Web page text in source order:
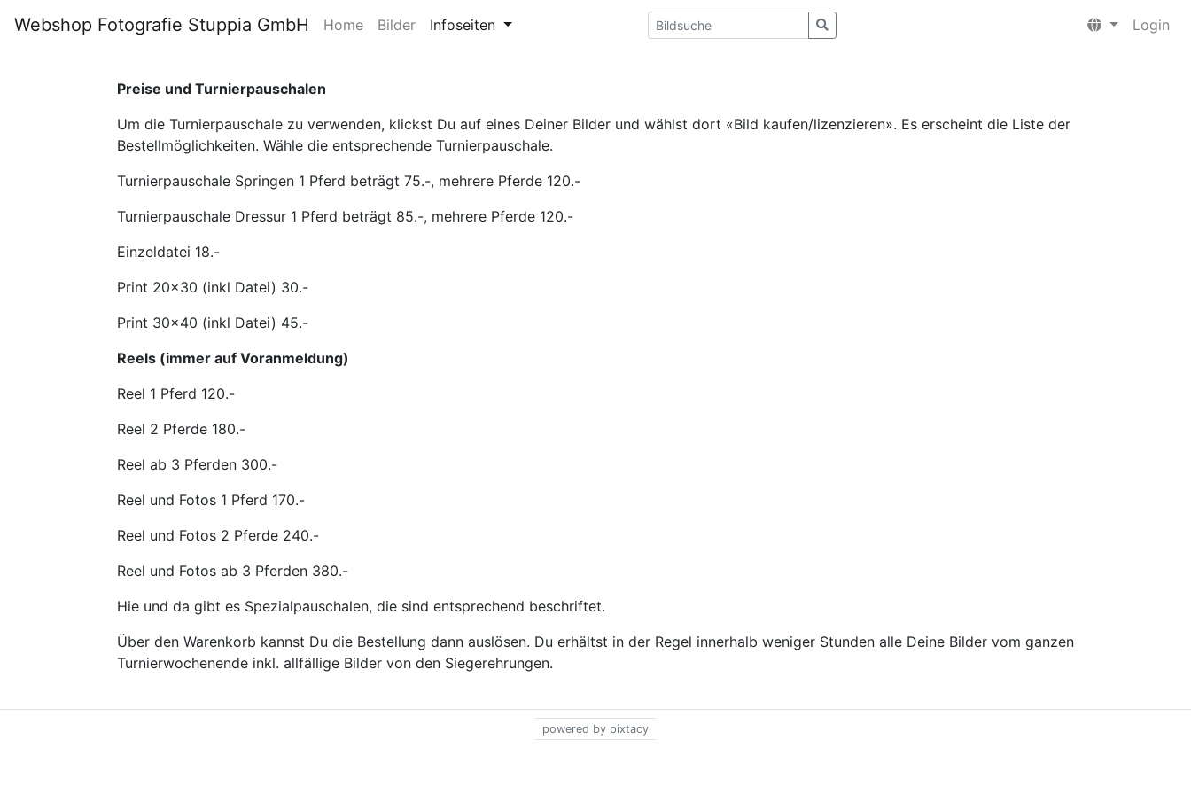
Webshop Fotografie Stuppia GmbH Home Bilder Infoseiten Login
Preise und Turnierpauschalen
Um die Turnierpauschale zu verwenden, klickst Du auf eines Deiner Bilder und wählst dort «Bild kaufen/lizenzieren». Es erscheint die Liste der
Bestellmöglichkeiten. Wähle die entsprechende Turnierpauschale.
Turnierpauschale Springen 1 Pferd beträgt 75.-, mehrere Pferde 120.-
Turnierpauschale Dressur 1 Pferd beträgt 85.-, mehrere Pferde 120.-
Einzeldatei 18.-
Print 20x30 (inkl Datei) 30.-
Print 30x40 (inkl Datei) 45.-
Reels (immer auf Voranmeldung)
Reel 1 Pferd 120.-
Reel 2 Pferde 180.-
Reel ab 3 Pferden 300.-
Reel und Fotos 1 Pferd 170.-
Reel und Fotos 2 Pferde 240.-
Reel und Fotos ab 3 Pferden 380.-
Hie und da gibt es Spezialpauschalen, die sind entsprechend beschriftet.
Über den Warenkorb kannst Du die Bestellung dann auslösen. Du erhältst in der Regel innerhalb weniger Stunden alle Deine Bilder vom ganzen
Turnierwochenende inkl. allfällige Bilder von den Siegerehrungen.
powered by pixtacy